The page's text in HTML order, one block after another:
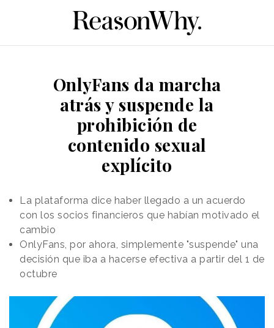
OnlyFans da marcha
atrás y suspende la
prohibición de
contenido sexual
explícito
La plataforma dice haber llegado a un acuerdo
con los socios financieros que habían motivado el
cambio
OnlyFans, por ahora, simplemente "suspende" una
decisión que iba a hacerse efectiva a partir del 1 de
octubre